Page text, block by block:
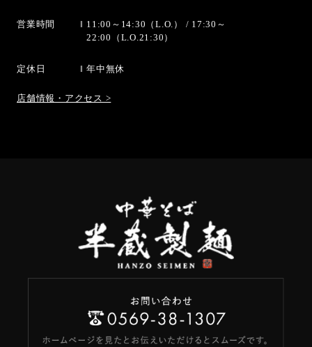
営業時間
11:00～14:30（L.O.） / 17:30～
22:00（L.O.21:30）
定休日 年中無休
店舗情報・アクセス >